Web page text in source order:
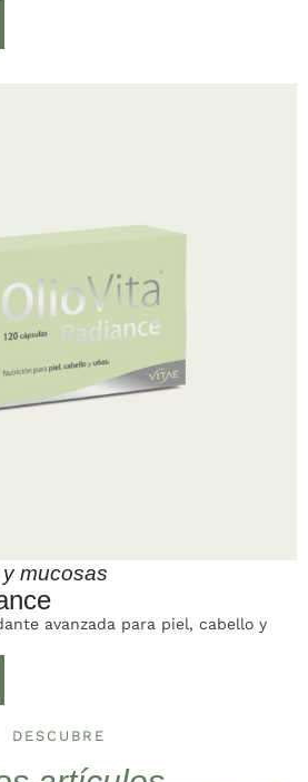
mucosas
avanzada para piel, cabello y
DESCUBRE